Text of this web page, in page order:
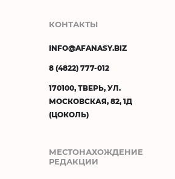
КОНТАКТЫ
INFO@AFANASY.BIZ
8 (4822) 777-012
170100, ТВЕРЬ, УЛ.
МОСКОВСКАЯ, 82, 1Д
(ЦОКОЛЬ)
МЕСТОНАХОЖДЕНИЕ
РЕДАКЦИИ